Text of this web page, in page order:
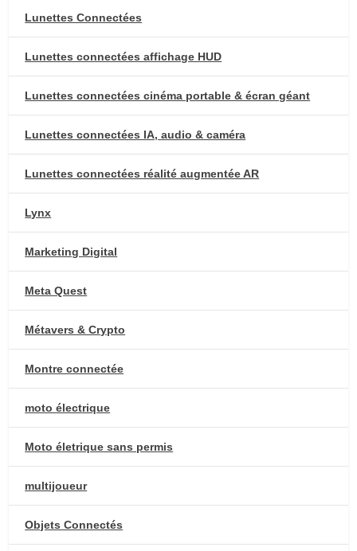
Lunettes Connectées
Lunettes connectées affichage HUD
Lunettes connectées cinéma portable & écran géant
Lunettes connectées IA, audio & caméra
Lunettes connectées réalité augmentée AR
Lynx
Marketing Digital
Meta Quest
Métavers & Crypto
Montre connectée
moto électrique
Moto életrique sans permis
multijoueur
Objets Connectés